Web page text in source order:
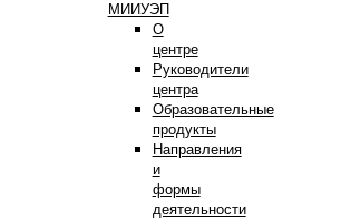
МИИУЭП
О
центре
Руководители
центра
Образовательные
продукты
Направления
и
формы
деятельности